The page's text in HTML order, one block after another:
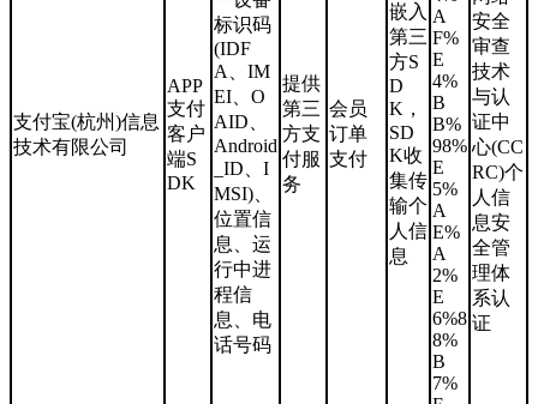
支付宝(杭州)信息
技术有限公司
APP
支付
客户
端S
DK
标识码
(IDF
A、IM
EI、O
AID、
Android
_ID、I
MSI)、
位置信
息、运
行中进
程信
息、电
话号码
提供
第三
方支
付服
务
会员
订单
支付
嵌入
第三
方S
D
K，
SD
K收
集传
输个
人信
息
A
F%
E
4%
B
B%
98%
E
5%
A
E%
A
2%
E
6%8
8%
B
7%
安全
审查
技术
与认
证中
心(CC
RC)个
人信
息安
全管
理体
系认
证